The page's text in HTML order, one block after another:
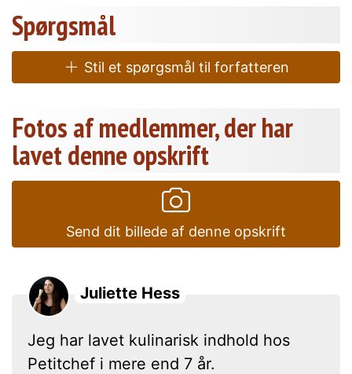
Spørgsmål
Stil et spørgsmål til forfatteren
Fotos af medlemmer, der har
lavet denne opskrift
Send dit billede af denne opskrift
Juliette Hess
Jeg har lavet kulinarisk indhold hos
Petitchef i mere end 7 år.